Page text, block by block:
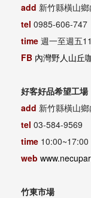
add 新竹縣橫山
tel 0985-606-747
time 週一至週五
FB 內灣野人山丘
好客好品希望工場
add 新竹縣橫山
tel 03-584-9569
time 10:00~17:00
web
竹東市場